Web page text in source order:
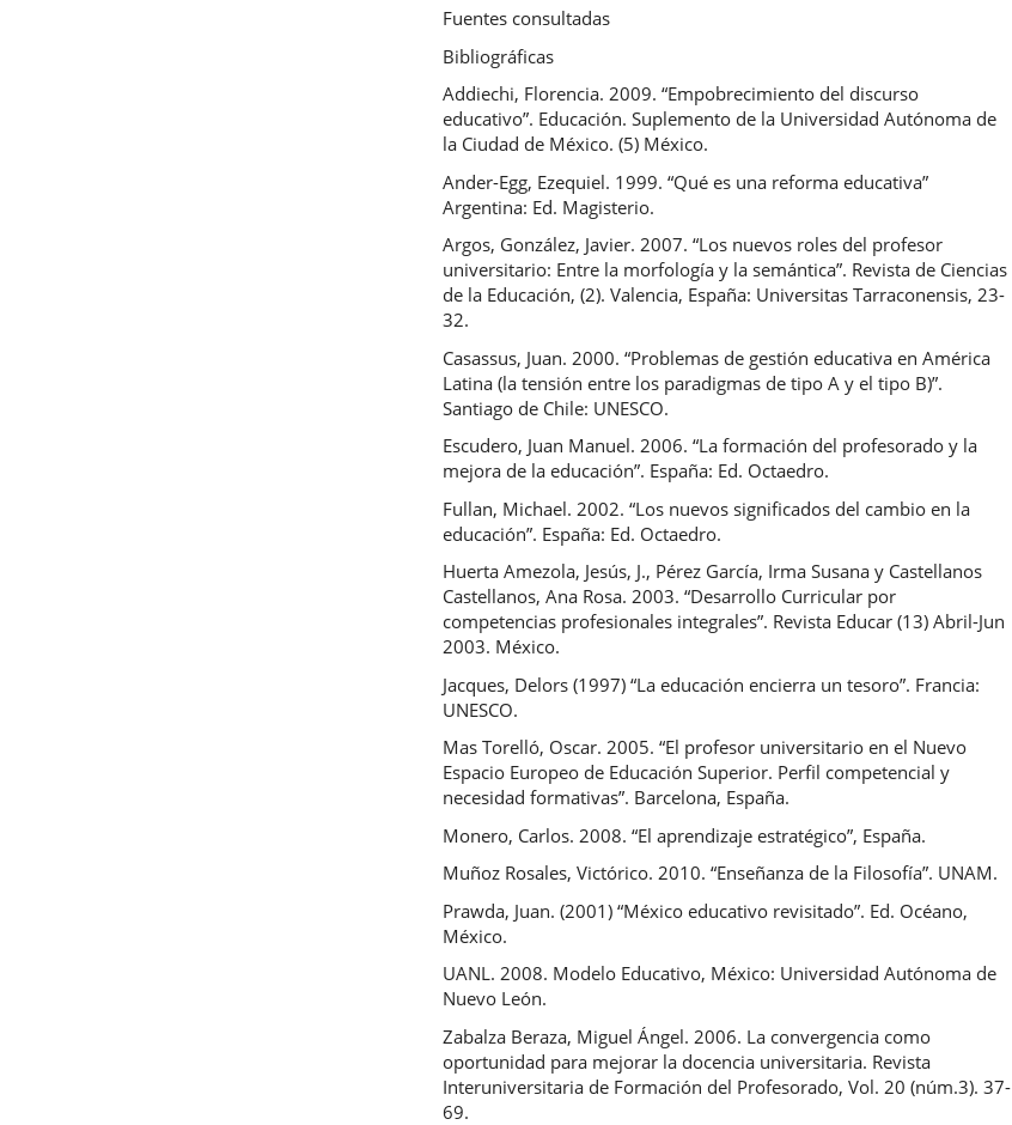
Fuentes consultadas
Bibliográficas
Addiechi, Florencia. 2009. “Empobrecimiento del discurso
educativo”. Educación. Suplemento de la Universidad Autónoma de
la Ciudad de México. (5) México.
Ander-Egg, Ezequiel. 1999. “Qué es una reforma educativa”
Argentina: Ed. Magisterio.
Argos, González, Javier. 2007. “Los nuevos roles del profesor
universitario: Entre la morfología y la semántica”. Revista de Ciencias
de la Educación, (2). Valencia, España: Universitas Tarraconensis, 23-
32.
Casassus, Juan. 2000. “Problemas de gestión educativa en América
Latina (la tensión entre los paradigmas de tipo A y el tipo B)”.
Santiago de Chile: UNESCO.
Escudero, Juan Manuel. 2006. “La formación del profesorado y la
mejora de la educación”. España: Ed. Octaedro.
Fullan, Michael. 2002. “Los nuevos significados del cambio en la
educación”. España: Ed. Octaedro.
Huerta Amezola, Jesús, J., Pérez García, Irma Susana y Castellanos
Castellanos, Ana Rosa. 2003. “Desarrollo Curricular por
competencias profesionales integrales”. Revista Educar (13) Abril-Jun
2003. México.
Jacques, Delors (1997) “La educación encierra un tesoro”. Francia:
UNESCO.
Mas Torelló, Oscar. 2005. “El profesor universitario en el Nuevo
Espacio Europeo de Educación Superior. Perfil competencial y
necesidad formativas”. Barcelona, España.
Monero, Carlos. 2008. “El aprendizaje estratégico”, España.
Muñoz Rosales, Victórico. 2010. “Enseñanza de la Filosofía”. UNAM.
Prawda, Juan. (2001) “México educativo revisitado”. Ed. Océano,
México.
UANL. 2008. Modelo Educativo, México: Universidad Autónoma de
Nuevo León.
Zabalza Beraza, Miguel Ángel. 2006. La convergencia como
oportunidad para mejorar la docencia universitaria. Revista
Interuniversitaria de Formación del Profesorado, Vol. 20 (núm.3). 37-
69.